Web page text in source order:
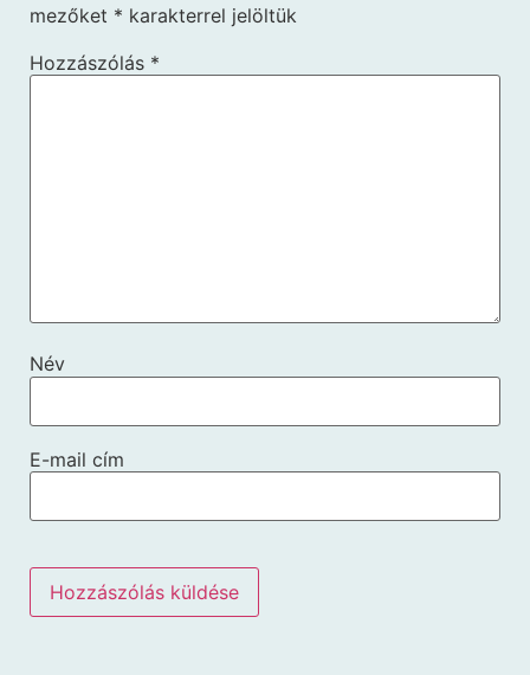
mezőket * karakterrel jelöltük
Hozzászólás *
Név
E-mail cím